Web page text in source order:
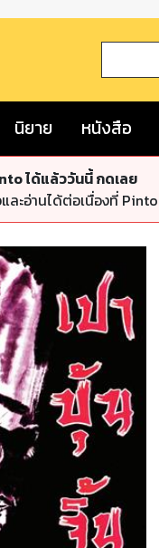
นิยาย หนังสือ
ได้แล้ววันนี้ กดเลย
ะอ่านได้ต่อเนื่องที่ Pinto